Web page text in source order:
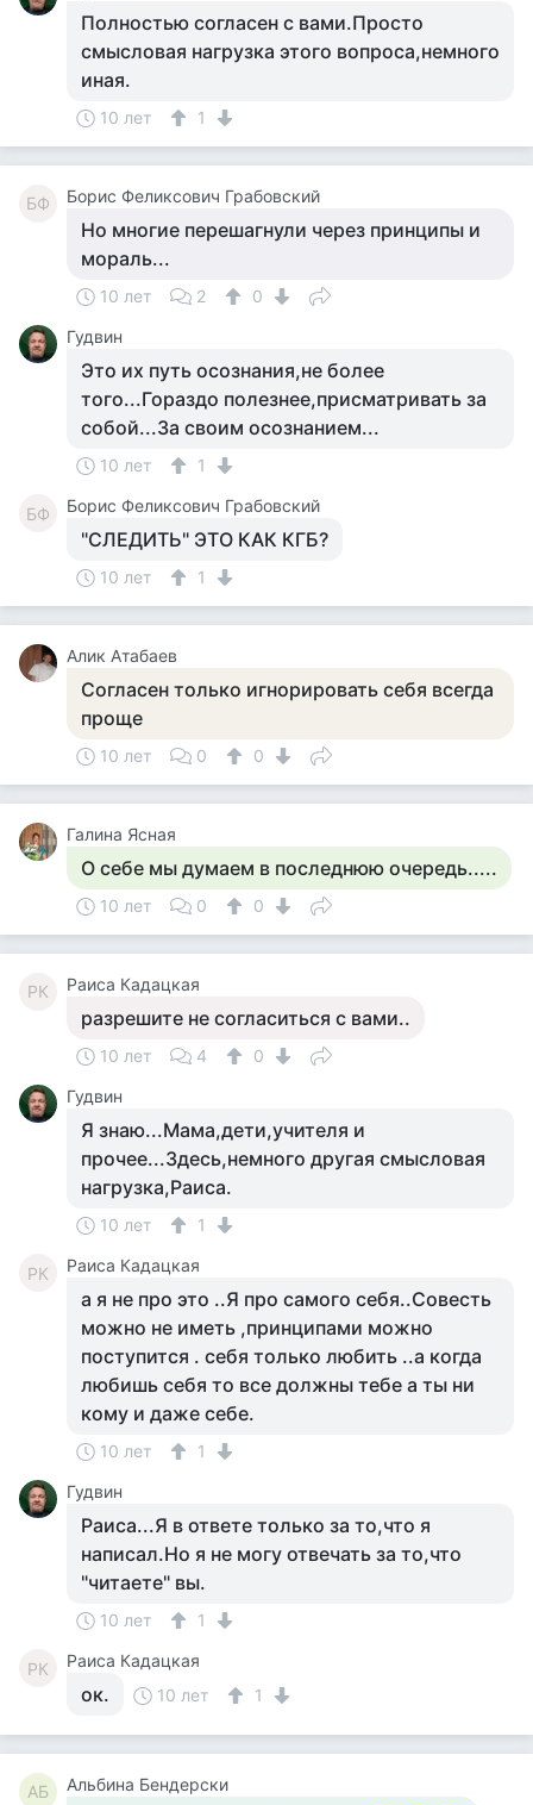
Полностью согласен с вами.Просто
смысловая нагрузка этого вопроса,немного
иная.
10 лет 1
БФ Борис Феликсович Грабовский
Но многие перешагнули через принципы и
мораль...
10 лет 2
0
Гудвин
Это их путь осознания,не более
того...Гораздо полезнее,присматривать за
собой...За своим осознанием...
10 лет 1
БФ Борис Феликсович Грабовский
"СЛЕДИТЬ" ЭТО КАК КГБ?
10 лет 1
Алик Атабаев
Согласен только игнорировать себя всегда
проще
10 лет 0 0
Галина Ясная
О себе мы думаем в последнюю очередь.....
10 лет 0 0
РК Раиса Кадацкая
разрешите не согласиться с вами..
10 лет 4
0
Гудвин
Я знаю...Мама,дети,учителя и
прочее...Здесь,немного другая смысловая
нагрузка,Раиса.
10 лет 1
РК Раиса Кадацкая
а я не про это ..Я про самого себя..Совесть
можно не иметь ,принципами можно
поступится . себя только любить ..а когда
любишь себя то все должны тебе а ты ни
кому и даже себе.
10 лет
1
Гудвин
Раиса...Я в ответе только за то,что я
написал.Но я не могу отвечать за то,что
"читаете" вы.
10 лет 1
РК Раиса Кадацкая
ок. 10 лет 1
АБ Альбина Бендерски